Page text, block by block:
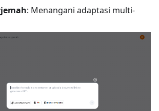
: Menangani adaptasi multi-